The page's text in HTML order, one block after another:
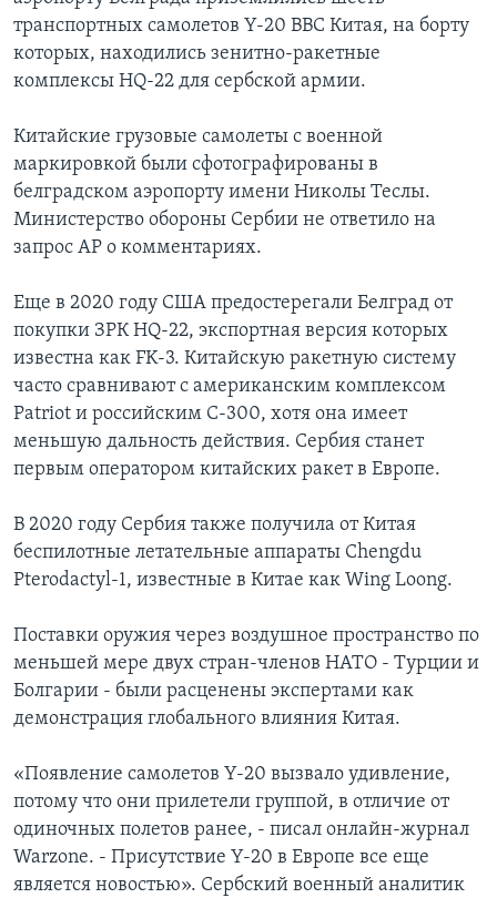
транспортных самолетов Y-20 ВВС Китая, на борту
которых, находились зенитно-ракетные
комплексы HQ-22 для сербской армии.
Китайские грузовые самолеты с военной
маркировкой были сфотографированы в
белградском аэропорту имени Николы Теслы.
Министерство обороны Сербии не ответило на
запрос AP о комментариях.
Еще в 2020 году США предостерегали Белград от
покупки ЗРК HQ-22, экспортная версия которых
известна как FK-3. Китайскую ракетную систему
часто сравнивают с американским комплексом
Patriot и российским С-300, хотя она имеет
меньшую дальность действия. Сербия станет
первым оператором китайских ракет в Европе.
В 2020 году Сербия также получила от Китая
беспилотные летательные аппараты Chengdu
Pterodactyl-1, известные в Китае как Wing Loong.
Поставки оружия через воздушное пространство по
меньшей мере двух стран-членов НАТО - Турции и
Болгарии - были расценены экспертами как
демонстрация глобального влияния Китая.
«Появление самолетов Y-20 вызвало удивление,
потому что они прилетели группой, в отличие от
одиночных полетов ранее, - писал онлайн-журнал
Warzone. - Присутствие Y-20 в Европе все еще
является новостью». Сербский военный аналитик